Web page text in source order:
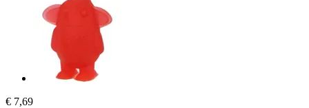
€ 7,69